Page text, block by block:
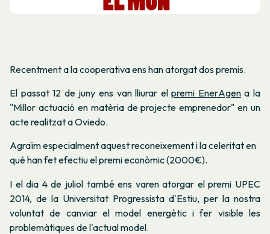
Recentment a la cooperativa ens han atorgat dos premis.
El passat 12 de juny ens van lliurar elpremi EnerAgena la
"Millor actuació en matèria de projecte emprenedor" en un
acte realitzat a Oviedo.
Agraïm especialment aquest reconeixement i la celeritat en
què han fet efectiu el premi econòmic (2000€).
I el dia 4 de juliol també ens varen atorgar el premi UPEC
2014, de la Universitat Progressista d'Estiu, per la nostra
voluntat de canviar el model energètic i fer visible les
problemàtiques de l'actual model.